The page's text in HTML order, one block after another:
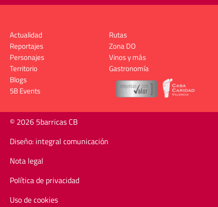
Actualidad
Reportajes
Personajes
Territorio
Rutas
Zona DO
Vinos y más
Gastronomía
Blogs
5B Events
© 2026 5barricas CB
Diseño: integral comunicación
Nota legal
Política de privacidad
Uso de cookies